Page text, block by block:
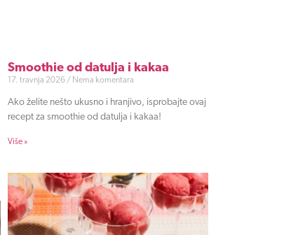
Smoothie od datulja i kakaa
17. travnja 2026 Nema komentara
Ako želite nešto ukusno i hranjivo, isprobajte ovaj
recept za smoothie od datulja i kakaa!
Više »